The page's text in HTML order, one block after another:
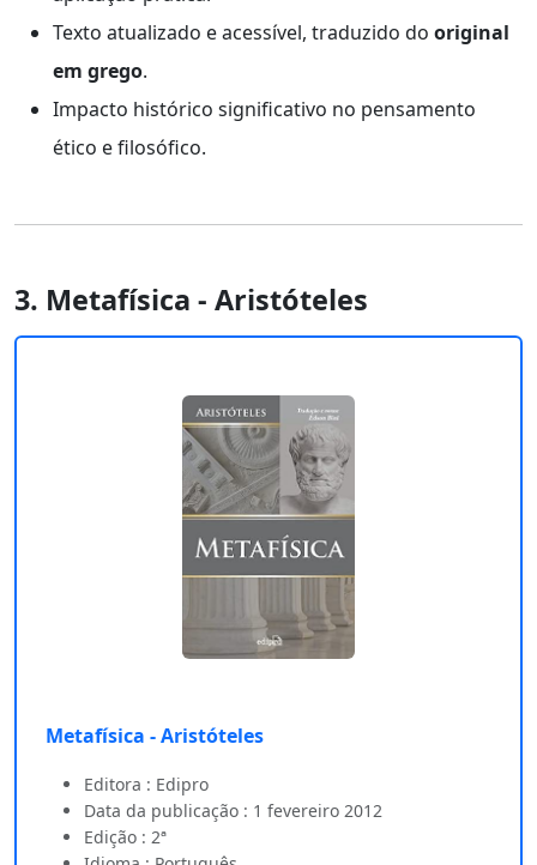
Texto atualizado e acessível, traduzido do original
em grego.
Impacto histórico significativo no pensamento
ético e filosófico.
3. Metafísica - Aristóteles
Metafísica - Aristóteles
Editora : Edipro
Data da publicação : 1 fevereiro 2012
Edição : 2ª